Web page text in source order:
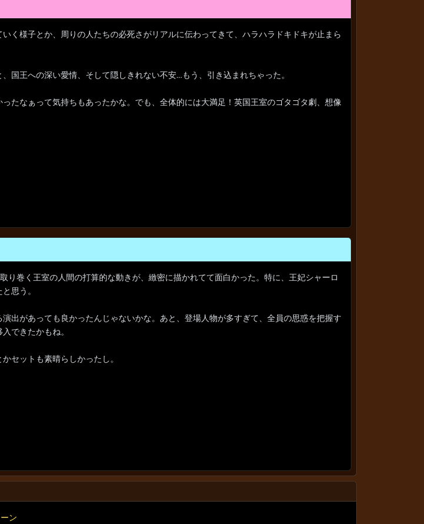
く様子とか、周りの人たちの必死さがリアルに伝わってきて、ハラハラドキドキが止まら
国王への深い愛情、そして隠しきれない不安…もう、引き込まれちゃった。
たなぁって気持ちもあったかな。でも、全体的には大満足！英国王室のゴタゴタ劇、想像
巻く王室の人間の打算的な動きが、緻密に描かれてて面白かった。特に、王妃シャーロ
思う。
出があっても良かったんじゃないかな。あと、登場人物が多すぎて、全員の思惑を把握す
できたかもね。
セットも素晴らしかったし。
ン